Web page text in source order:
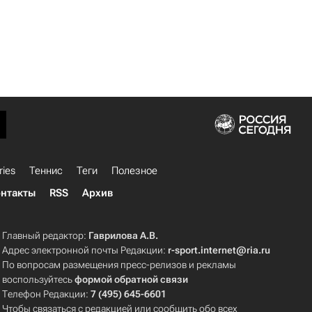
Теннис Теги
Полезное
RSS Архив
Главный редактор: Гаврилова А.В.
Адрес электронной почты Редакции: r-sport.internet@ria.ru
По вопросам размещения пресс-релизов и рекламы
воспользуйтесьформой обратной связи
Телефон Редакции:7 (495) 645-6601
Чтобы связаться с редакцией или сообщить обо всех